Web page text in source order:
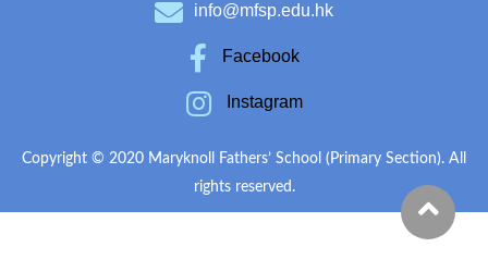
info@mfsp.edu.hk
Facebook
Instagram
Copyright © 2020 Maryknoll Fathers’ School (Primary Section). All
rights reserved.